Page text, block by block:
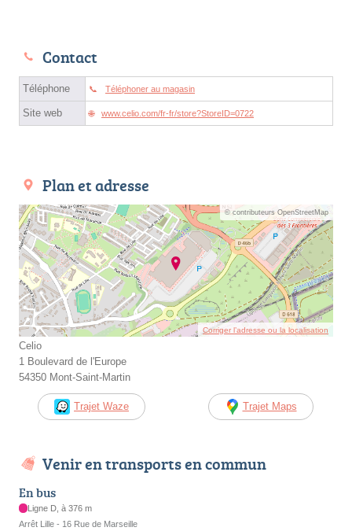
Contact
Téléphone Téléphoner au magasin
Site web www.celio.com/fr-fr/store?StoreID=0722
Plan et adresse
© contributeurs OpenStreetMap
Corriger l’adresse ou la localisation
Celio
1 Boulevard de l'Europe
54350 Mont-Saint-Martin
Trajet Waze Trajet Maps
Venir en transports en commun
En bus
Ligne D, à 376 m
Arrêt Lille - 16 Rue de Marseille